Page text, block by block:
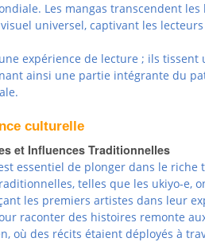
Les mangas transcendent les
universel, captivant les
expérience de lecture ; ils tissent
ainsi une partie intégrante du
culturelle
et Influences Traditionnelles
essentiel de plonger dans le riche
telles que les ukiyo-e,
les premiers artistes dans leur
raconter des histoires remonte
où des récits étaient déployés à